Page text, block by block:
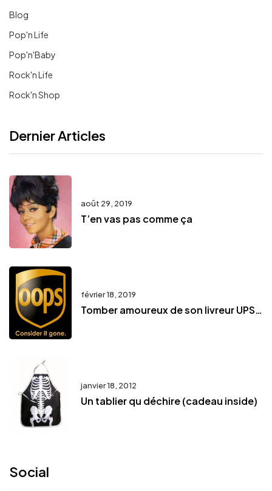
Blog
Pop'n Life
Pop'n'Baby
Rock'n Life
Rock'n Shop
Dernier Articles
août 29, 2019
T’en vas pas comme ça
février 18, 2019
Tomber amoureux de son livreur UPS…
janvier 18, 2012
Un tablier qu déchire (cadeau inside)
Social